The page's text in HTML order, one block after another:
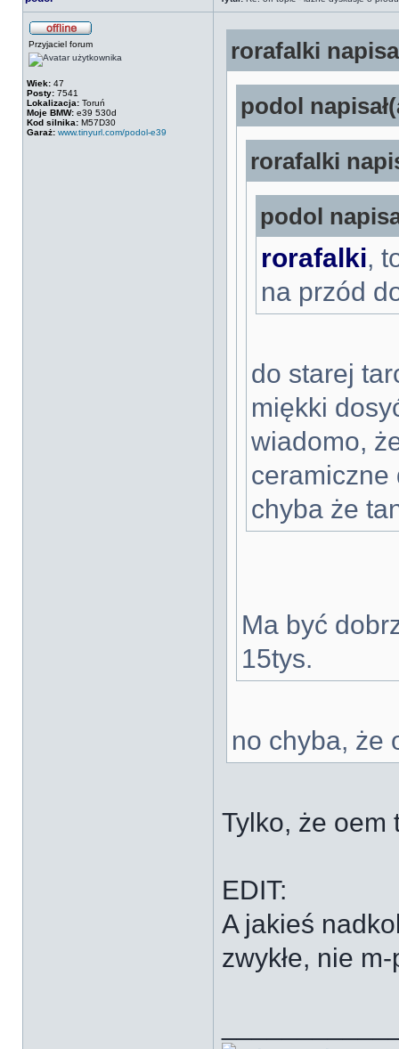
Przyjaciel forum
Wiek: 47
Posty: 7541
Lokalizacja: Toruń
Moje BMW: e39 530d
Kod silnika: M57D30
Garaż: www.tinyurl.com/podol-e39
rorafalki
podol
rorafalki
podol
rorafalki,
na przód
do starej
miękki
wiadomo,
ceramiczne
chyba że
Ma być
15tys.
no chyba, że
Tylko, że oem
EDIT:
A jakieś
zwykłe, nie